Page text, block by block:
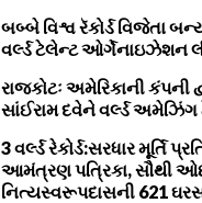
બબ્બે વિશ્વ રૅકોર્ડ વિજેતા
વર્લ્ડ ટેલેન્ટ ઓર્ગેનાઇઝેશન
રાજકોટઃ અમેરિકાની કંપની
સાંઈરામ દવેને વર્લ્ડ
3 વર્લ્ડ રેકોર્ડ:સરધાર મૂર્તિ
આમંત્રણ પત્રિકા, સૌથી
નિત્યસ્વરૂપદાસની 621